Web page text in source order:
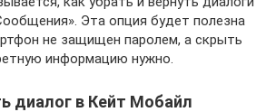
Эта опция будет полезна
не защищен паролем, а скрыть
информацию нужно.
диалог в Кейт Мобайл